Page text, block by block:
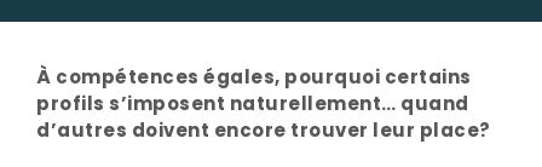
À compétences égales, pourquoi certains
profils s’imposent naturellement… quand
d’autres doivent encore trouver leur place?